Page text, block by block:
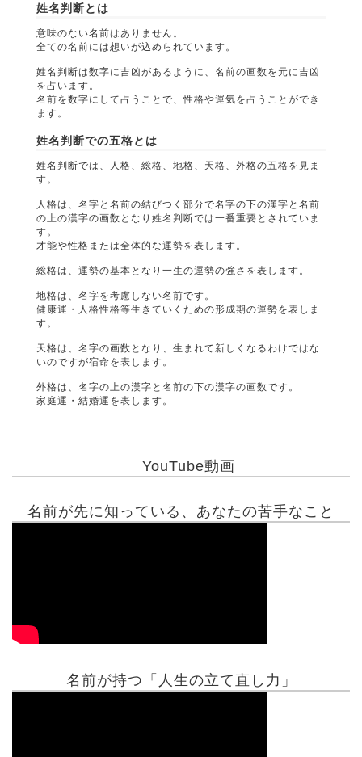
姓名判断とは
意味のない名前はありません。
全ての名前には想いが込められています。
姓名判断は数字に吉凶があるように、名前の画数を元に吉凶
を占います。
名前を数字にして占うことで、性格や運気を占うことができ
ます。
姓名判断での五格とは
姓名判断では、人格、総格、地格、天格、外格の五格を見ま
す。
人格は、名字と名前の結びつく部分で名字の下の漢字と名前
の上の漢字の画数となり姓名判断では一番重要とされていま
す。
才能や性格または全体的な運勢を表します。
総格は、運勢の基本となり一生の運勢の強さを表します。
地格は、名字を考慮しない名前です。
健康運・人格性格等生きていくための形成期の運勢を表しま
す。
天格は、名字の画数となり、生まれて新しくなるわけではな
いのですが宿命を表します。
外格は、名字の上の漢字と名前の下の漢字の画数です。
家庭運・結婚運を表します。
YouTube動画
名前が先に知っている、あなたの苦手なこと
名前が持つ「人生の立て直し力」